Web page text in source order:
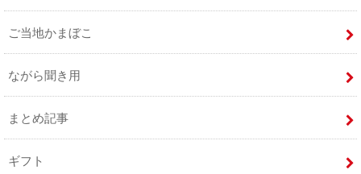
ご当地かまぼこ
ながら聞き用
まとめ記事
ギフト